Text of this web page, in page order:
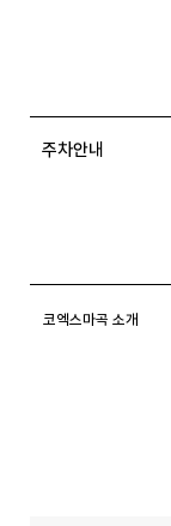
주차안내
코엑스마곡 소개